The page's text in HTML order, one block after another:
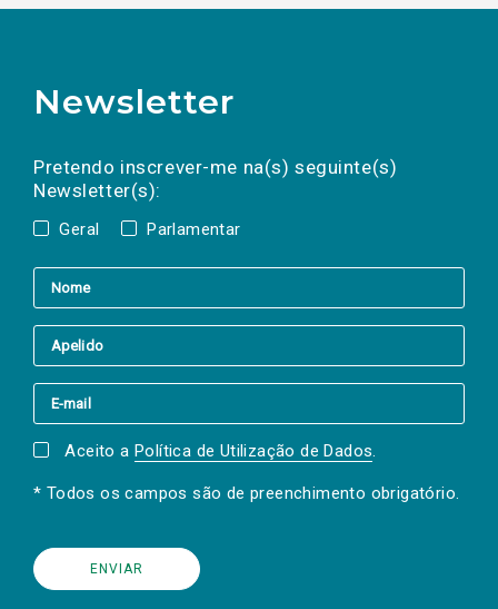
Newsletter
Pretendo inscrever-me na(s) seguinte(s)
Newsletter(s):
Geral Parlamentar
a(s) newsletter(s).
mail
Aceito a Política de Utilização de Dados.
* Todos os campos são de preenchimento obrigatório.